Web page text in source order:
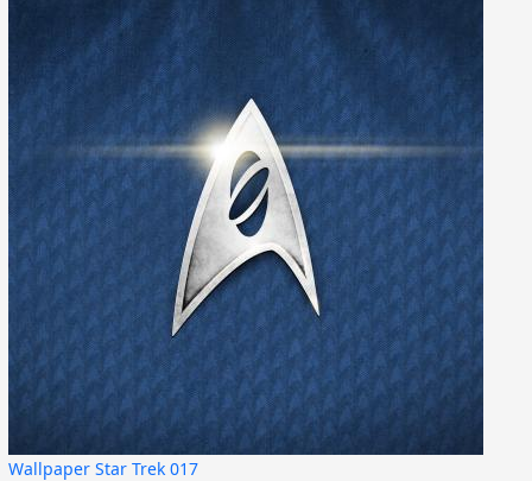
Wallpaper Star Trek 017